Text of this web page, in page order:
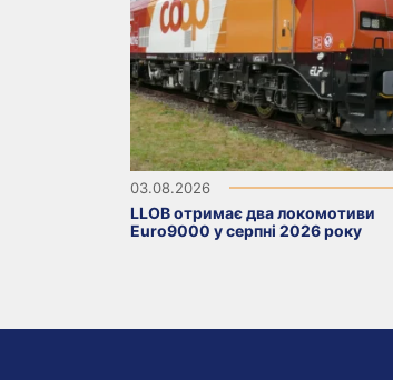
03.08.2026
LLOB отримає два локомотиви
Euro9000 у серпні 2026 року